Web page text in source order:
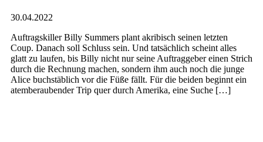
30.04.2022
Auftragskiller Billy Summers plant akribisch seinen letzten
Coup. Danach soll Schluss sein. Und tatsächlich scheint alles
glatt zu laufen, bis Billy nicht nur seine Auftraggeber einen Strich
durch die Rechnung machen, sondern ihm auch noch die junge
Alice buchstäblich vor die Füße fällt. Für die beiden beginnt ein
atemberaubender Trip quer durch Amerika, eine Suche […]